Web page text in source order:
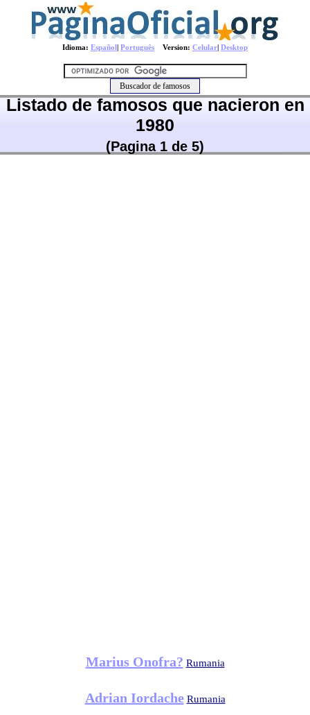
Idioma: Español| Português Version: Celular| Desktop
Listado de famosos que nacieron en
1980
(Pagina 1 de 5)
Marius Onofra? Rumania
Adrian Iordache Rumania